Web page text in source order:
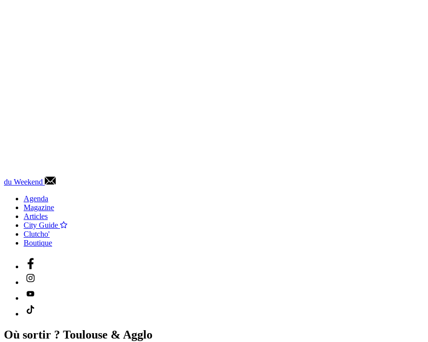
du Weekend
Agenda
Magazine
Articles
City Guide
Clutcho'
Boutique
Où sortir ? Toulouse & Agglo